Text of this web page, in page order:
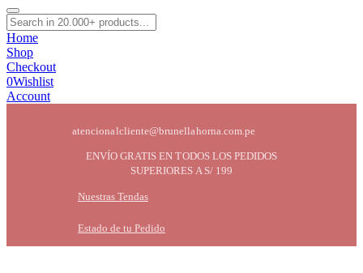
Home
Shop
Checkout
0Wishlist
Account
atencionalcliente@brunellahorna.com.pe
ENVÍO GRATIS EN TODOS LOS PEDIDOS
SUPERIORES A S/ 199
Nuestras Tendas
Estado de tu Pedido